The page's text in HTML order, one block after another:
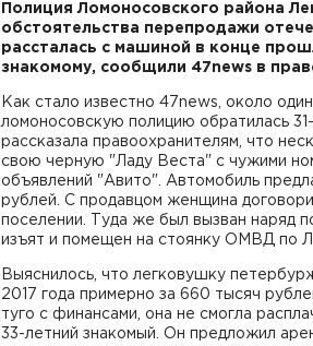
Полиция Ломоносовского района
обстоятельства перепродажи
рассталась с машиной в конце
знакомому, сообщили 47news в
Как стало известно 47news, около
ломоносовскую полицию обратилась
рассказала правоохранителям, что
свою черную "Ладу Веста" с чужими
объявлений "Авито". Автомобиль
рублей. С продавцом женщина
поселении. Туда же был вызван наряд
изъят и помещен на стоянку ОМВД по
Выяснилось, что легковушку
2017 года примерно за 660 тысяч
туго с финансами, она не смогла
33-летний знакомый. Он предложил